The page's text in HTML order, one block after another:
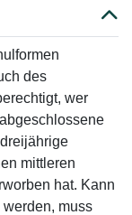
des
wer
mittleren
hat. Kann
muss